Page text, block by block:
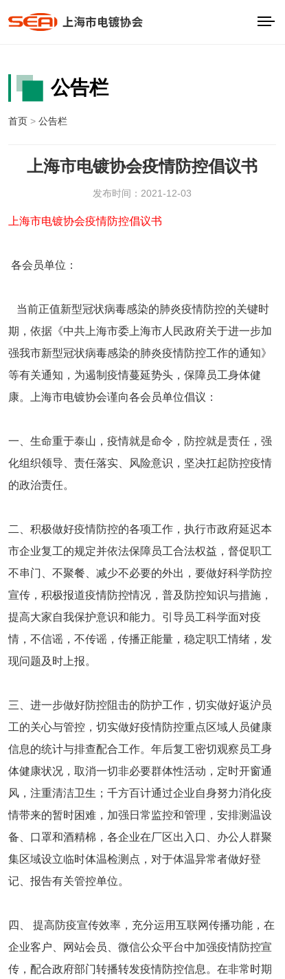
公告栏
首页 >公告栏
上海市电镀协会疫情防控倡议书
发布时间：2021-12-03
上海市电镀协会疫情防控倡议书
各会员单位：
当前正值新型冠状病毒感染的肺炎疫情防控的关键时
期，依据《中共上海市委上海市人民政府关于进一步加
强我市新型冠状病毒感染的肺炎疫情防控工作的通知》
等有关通知，为遏制疫情蔓延势头，保障员工身体健
康。上海市电镀协会谨向各会员单位倡议：
一、生命重于泰山，疫情就是命令，防控就是责任，强
化组织领导、责任落实、风险意识，坚决扛起防控疫情
的政治责任。
二、积极做好疫情防控的各项工作，执行市政府延迟本
市企业复工的规定并依法保障员工合法权益，督促职工
不串门、不聚餐、减少不必要的外出，要做好科学防控
宣传，积极报道疫情防控情况，普及防控知识与措施，
提高大家自我保护意识和能力。引导员工科学面对疫
情，不信谣，不传谣，传播正能量，稳定职工情绪，发
现问题及时上报。
三、进一步做好防控阻击的防护工作，切实做好返沪员
工的关心与管控，切实做好疫情防控重点区域人员健康
信息的统计与排查配合工作。年后复工密切观察员工身
体健康状况，取消一切非必要群体性活动，定时开窗通
风，注重清洁卫生；千方百计通过企业自身努力消化疫
情带来的暂时困难，加强日常监控和管理，安排测温设
备、口罩和酒精棉，各企业在厂区出入口、办公人群聚
集区域设立临时体温检测点，对于体温异常者做好登
记、报告有关管控单位。
四、 提高防疫宣传效率，充分运用互联网传播功能，在
企业客户、网站会员、微信公众平台中加强疫情防控宣
传，配合政府部门转播转发疫情防控信息。在非常时期